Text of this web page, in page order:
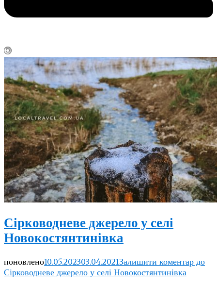
Сірководневе джерело у селі
Новокостянтинівка
поновлено10.05.202303.04.2021Залишити коментар до
Сірководневе джерело у селі Новокостянтинівка